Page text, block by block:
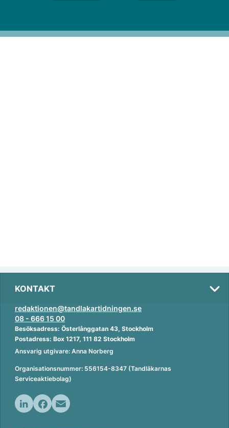
KONTAKT
redaktionen@tandlakartidningen.se
08 - 666 15 00
Besöksadress: Österlånggatan 43, Stockholm
Postadress: Box 1217, 111 82 Stockholm
Ansvarig utgivare: Anna Norberg
Organisationsnummer: 556154-8347 (Tandläkarnas
Serviceaktiebolag)